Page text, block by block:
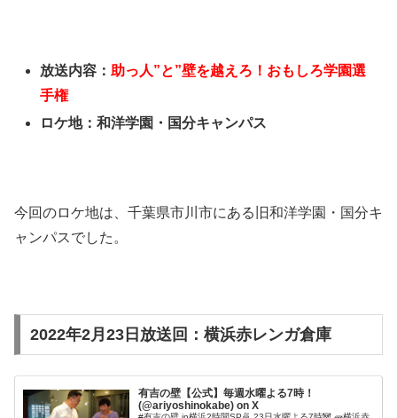
放送内容：助っ人”と”壁を越えろ！おもしろ学園選
手権
ロケ地：和洋学園・国分キャンパス
今回のロケ地は、千葉県市川市にある旧和洋学園・国分キ
ャンパスでした。
2022年2月23日放送回：横浜赤レンガ倉庫
有吉の壁【公式】毎週水曜よる7時！
(@ariyoshinokabe) on X